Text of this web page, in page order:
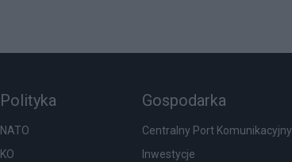
Polityka
NATO
KO
Gospodarka
Centralny Port Komunikacyjny
Inwestycje